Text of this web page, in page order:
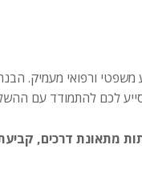
ורפואי מעמיק.
לכם להתמודד עם
מתאונת דרכים,